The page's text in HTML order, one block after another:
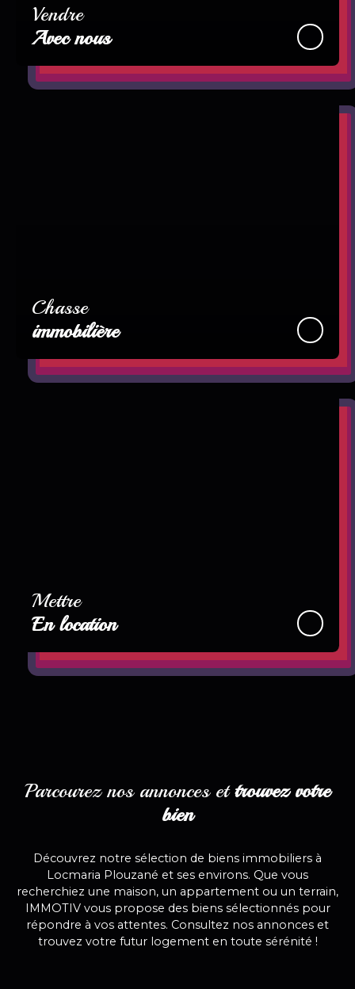
Vendre
Avec nous
Chasse
immobilière
Mettre
En location
Parcourez nos annonces ettrouvez votre
bien
Découvrez notre sélection de biens immobiliers à
Locmaria Plouzané et ses environs. Que vous
recherchiez une maison, un appartement ou un terrain,
IMMOTIV vous propose des biens sélectionnés pour
répondre à vos attentes. Consultez nos annonces et
trouvez votre futur logement en toute sérénité !